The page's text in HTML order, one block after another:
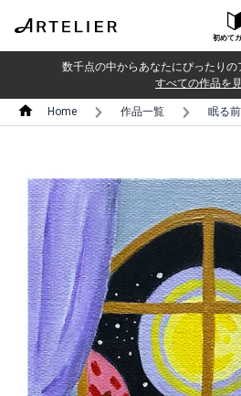
初めて
数千点の中からあなたにぴったり
すべての作品を
Home 作品一覧 眠る